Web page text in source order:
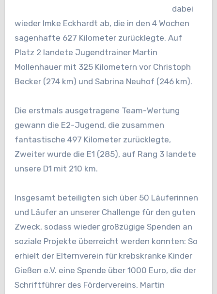
dabei
wieder Imke Eckhardt ab, die in den 4 Wochen
sagenhafte 627 Kilometer zurücklegte. Auf
Platz 2 landete Jugendtrainer Martin
Mollenhauer mit 325 Kilometern vor Christoph
Becker (274 km) und Sabrina Neuhof (246 km).
Die erstmals ausgetragene Team-Wertung
gewann die E2-Jugend, die zusammen
fantastische 497 Kilometer zurücklegte,
Zweiter wurde die E1 (285), auf Rang 3 landete
unsere D1 mit 210 km.
Insgesamt beteiligten sich über 50 Läuferinnen
und Läufer an unserer Challenge für den guten
Zweck, sodass wieder großzügige Spenden an
soziale Projekte überreicht werden konnten: So
erhielt der Elternverein für krebskranke Kinder
Gießen e.V. eine Spende über 1000 Euro, die der
Schriftführer des Fördervereins, Martin